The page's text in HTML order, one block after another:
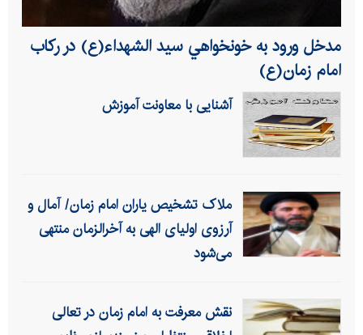
مدخل ورود به خونخواهي سيد الشهداء(ع) در ركاب
امام زمان(ع)
آشنایی با معاونت آموزش
ملاک تشخیص یاران امام زمان/ آمال و
آرزوی اولیای الهی به آخرالزمان منتهی
می‌شود
نقش معرفت به امام زمان در تعالی